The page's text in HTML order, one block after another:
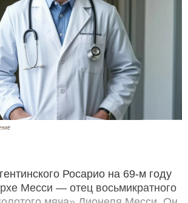
Росарио на 69-м году
Месси — отец восьмикратного